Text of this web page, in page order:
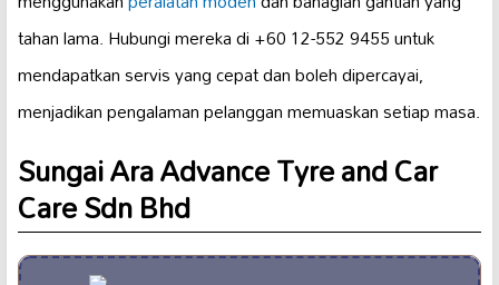
tahan lama. Hubungi mereka di +60 12-552 9455 untuk
mendapatkan servis yang cepat dan boleh dipercayai,
menjadikan pengalaman pelanggan memuaskan setiap masa.
Sungai Ara Advance Tyre and Car
Care Sdn Bhd